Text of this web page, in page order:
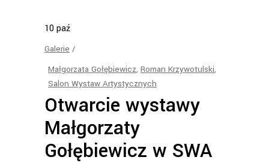
10paź
Galerie
Małgorzata Gołębiewicz, Roman Krzywotulski,
Salon Wystaw Artystycznych
Otwarcie wystawy
Małgorzaty
Gołębiewicz w SWA